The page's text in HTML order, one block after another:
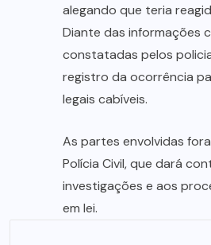
alegando que teria
Diante das informações
constatadas pelos
registro da ocorrência
legais cabíveis.
As partes envolvidas
Polícia Civil, que dará
investigações e aos
em lei.